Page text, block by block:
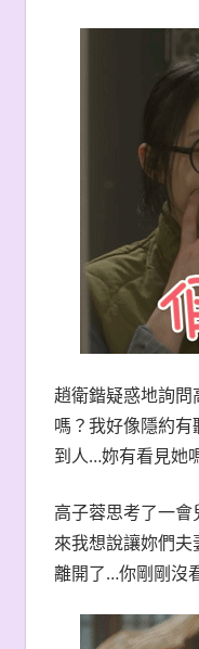
趙衛鍇疑惑地詢
嗎？我好像隱約
到人…妳有看見她
高子蓉思考了一
來我想說讓妳們
離開了…你剛剛沒